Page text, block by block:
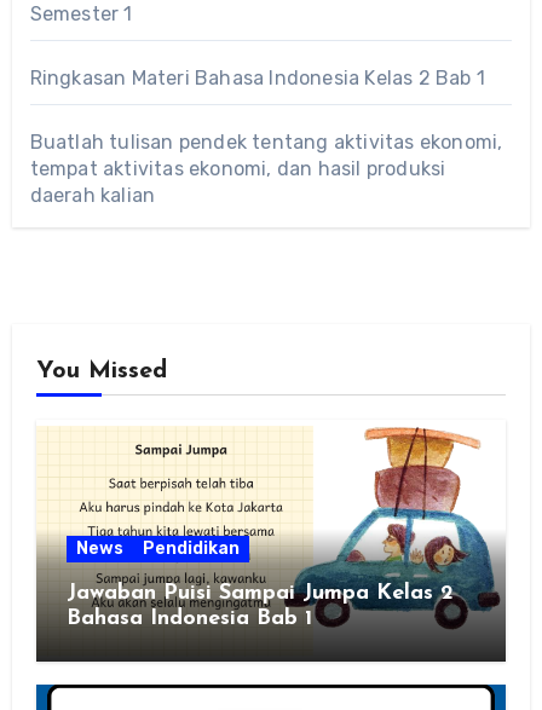
Semester 1
Ringkasan Materi Bahasa Indonesia Kelas 2 Bab 1
Buatlah tulisan pendek tentang aktivitas ekonomi,
tempat aktivitas ekonomi, dan hasil produksi
daerah kalian
You Missed
News Pendidikan
Jawaban Puisi Sampai Jumpa Kelas 2
Bahasa Indonesia Bab 1